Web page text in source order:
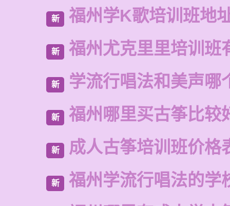
新 福州学K歌培训班地
新 福州尤克里里培训班
新 学流行唱法和美声哪
新 福州哪里买古筝比较
新 成人古筝培训班价格
新 福州学流行唱法的学